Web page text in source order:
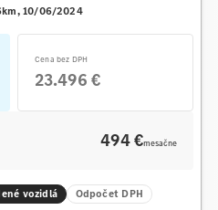
10/06/2024
Cena bez DPH
23.496 €
494 €mesačne
vozidlá Odpočet DPH